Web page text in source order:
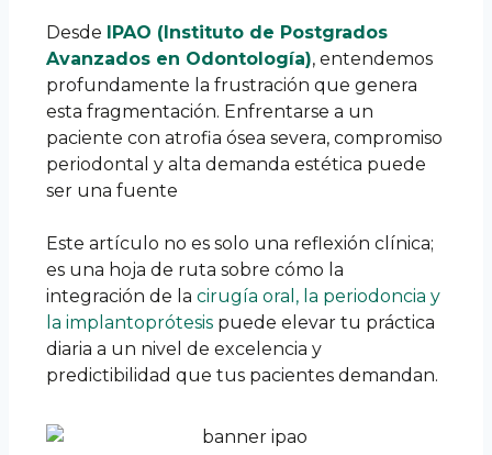
Desde IPAO (Instituto de Postgrados
Avanzados en Odontología), entendemos
profundamente la frustración que genera
esta fragmentación. Enfrentarse a un
paciente con atrofia ósea severa, compromiso
periodontal y alta demanda estética puede
ser una fuente
Este artículo no es solo una reflexión clínica;
es una hoja de ruta sobre cómo la
integración de la cirugía oral, la periodoncia y
la implantoprótesis puede elevar tu práctica
diaria a un nivel de excelencia y
predictibilidad que tus pacientes demandan.